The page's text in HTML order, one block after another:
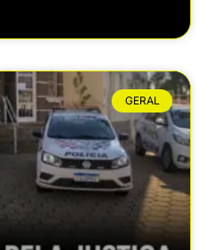
GERAL